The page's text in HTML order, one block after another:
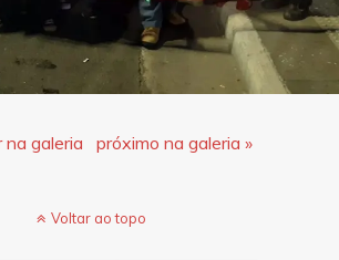
na galeria próximo na galeria »
Voltar ao topo